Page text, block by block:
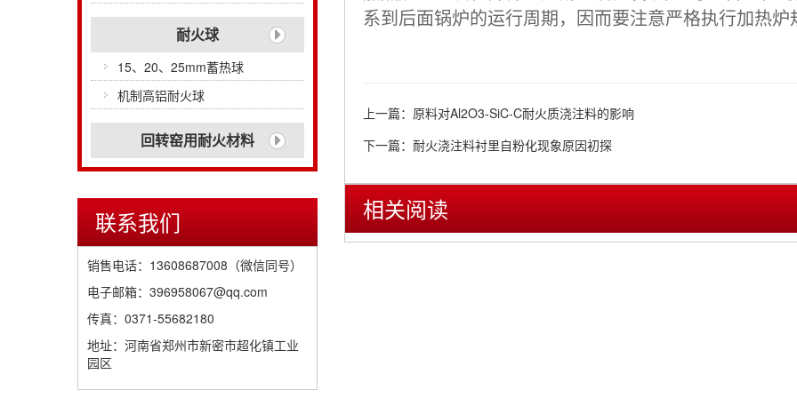
耐火球
15、20、25mm蓄热球
机制高铝耐火球
回转窑用耐火材料
联系我们
销售电话：13608687008（微信同号）
电子邮箱：396958067@qq.com
传真：0371-55682180
地址：河南省郑州市新密市超化镇工业
园区
系到后面锅炉的运行周期，因而要注意严格执行加热炉
上一篇： 原料对Al2O3-SiC-C耐火质浇注料的影响
下一篇： 耐火浇注料衬里自粉化现象原因初探
相关阅读